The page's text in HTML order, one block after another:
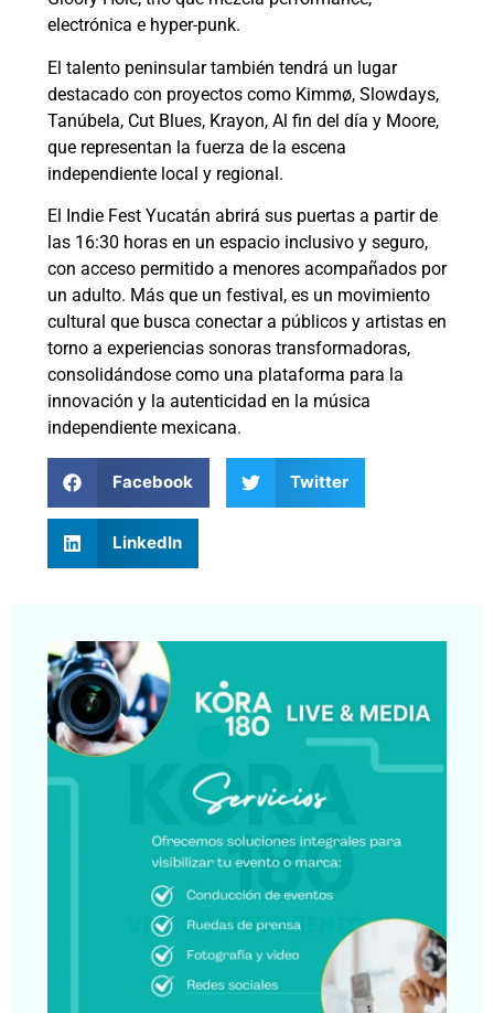
electrónica e hyper-punk.
El talento peninsular también tendrá un lugar
destacado con proyectos como Kimmø, Slowdays,
Tanúbela, Cut Blues, Krayon, Al fin del día y Moore,
que representan la fuerza de la escena
independiente local y regional.
El Indie Fest Yucatán abrirá sus puertas a partir de
las 16:30 horas en un espacio inclusivo y seguro,
con acceso permitido a menores acompañados por
un adulto. Más que un festival, es un movimiento
cultural que busca conectar a públicos y artistas en
torno a experiencias sonoras transformadoras,
consolidándose como una plataforma para la
innovación y la autenticidad en la música
independiente mexicana.
Facebook Twitter
LinkedIn